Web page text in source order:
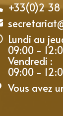
+33(0)2 38
Lundi au
09:00 -
Vendredi :
09:00 -
Vous avez